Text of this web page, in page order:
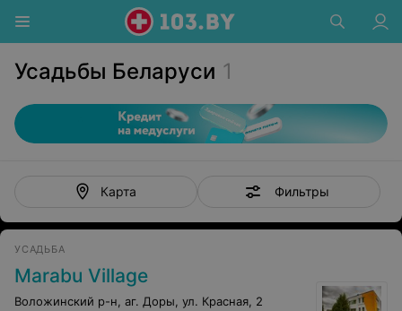
Усадьбы Беларуси 1
Карта Фильтры
УСАДЬБА
Marabu Village
Воложинский р-н, аг. Доры, ул. Красная, 2